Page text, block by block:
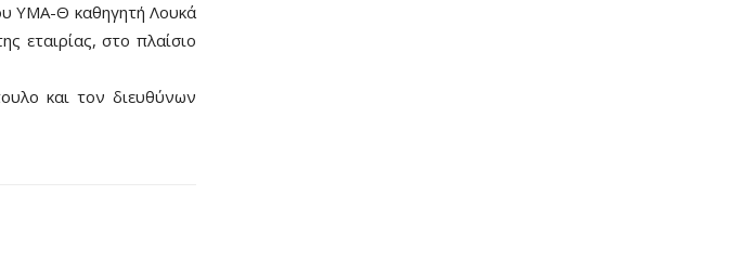
ΥΜΑ-Θ καθηγητή Λουκά
εταιρίας, στο πλαίσιο
και τον διευθύνων